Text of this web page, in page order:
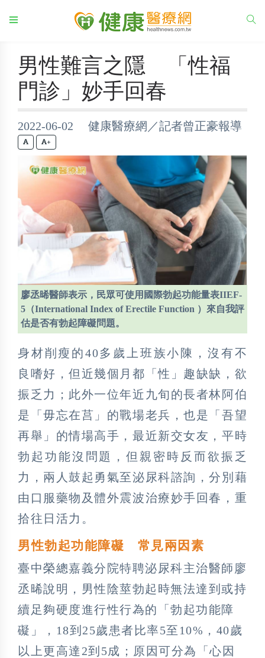
男性難言之隱 「性福
門診」妙手回春
2022-06-02 健康醫療網／記者曾正豪報導
+
廖丞晞醫師表示，民眾可使用國際勃起功能量表IIEF-
5（International Index of Erectile Function ）來自我評
估是否有勃起障礙問題。
身材削瘦的40多歲上班族小陳，沒有不
良嗜好，但近幾個月都「性」趣缺缺，欲
振乏力；此外一位年近九旬的長者林阿伯
是「毋忘在莒」的戰場老兵，也是「吾望
再舉」的情場高手，最近新交女友，平時
勃起功能沒問題，但親密時反而欲振乏
力，兩人鼓起勇氣至泌尿科諮詢，分別藉
由口服藥物及體外震波治療妙手回春，重
拾往日活力。
男性勃起功能障礙 常見兩因素
臺中榮總嘉義分院特聘泌尿科主治醫師廖
丞晞說明，男性陰莖勃起時無法達到或持
續足夠硬度進行性行為的「勃起功能障
礙」，18到25歲患者比率5至10%，40歲
以上更高達2到5成；原因可分為「心因